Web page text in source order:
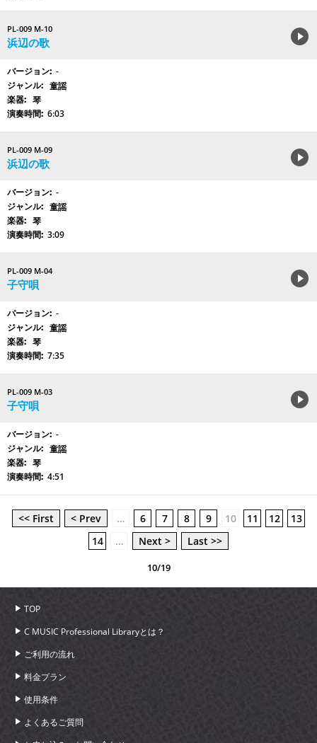
PL-009 M-10
浜辺の歌
-
童謡
琴
6:03
PL-009 M-09
浜辺の歌
-
童謡
琴
3:09
PL-009 M-04
子守唄
-
童謡
琴
7:35
PL-009 M-03
子守唄
-
童謡
琴
4:51
<< First < Prev … 6 7 8 9 10 11 12
13
14
… Next > Last >>
10/19
TOP
C MUSIC Professional Libraryとは？
ご利用の流れ
料金プラン
使用条件
よくあるご質問